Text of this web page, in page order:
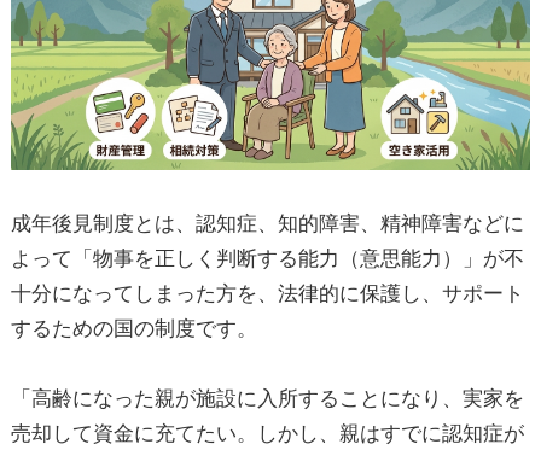
成年後見制度とは、認知症、知的障害、精神障害などに
よって 「物事を正しく判断する能力（意思能力）」が不
十分になってしまった方を、法律的に保護し、サポート
するための国の制度です。
「高齢になった親が施設に入所することになり、実家を
売却して資金に充てたい。しかし、親はすでに認知症が